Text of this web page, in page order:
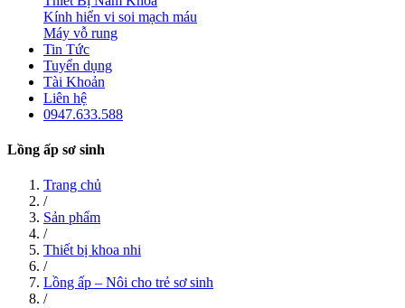
Kính hiển vi soi mạch máu
Máy vỗ rung
Tin Tức
Tuyển dụng
Tài Khoản
Liên hệ
0947.633.588
Lồng ấp sơ sinh
Trang chủ
/
Sản phẩm
/
Thiết bị khoa nhi
/
Lồng ấp – Nôi cho trẻ sơ sinh
/